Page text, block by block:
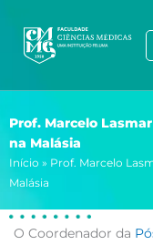
para
Prof. Marcelo
na Malásia
Início » Prof. Marcelo
Malásia
O Coordenador da